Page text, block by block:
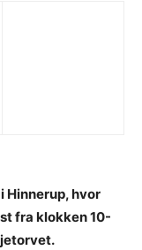
Hinnerup, hvor
fra klokken 10-